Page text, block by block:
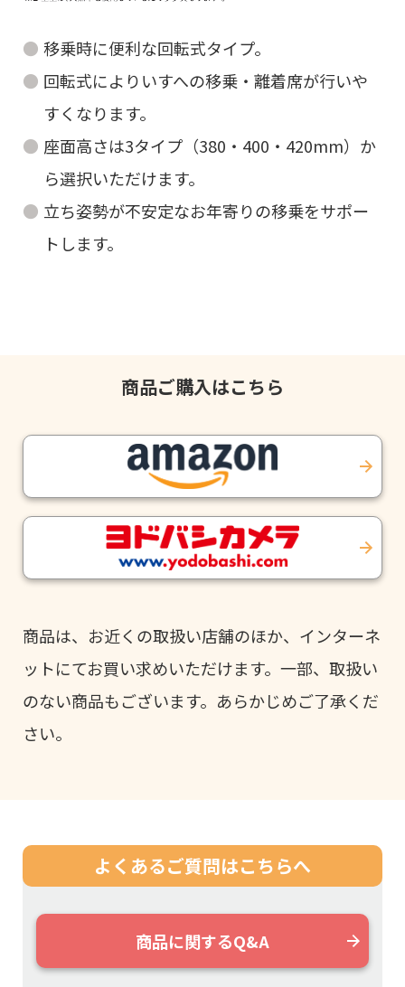
移乗時に便利な回転式タイプ。
回転式によりいすへの移乗・離着席が行いや
すくなります。
座面高さは3タイプ（380・400・420mm）か
ら選択いただけます。
立ち姿勢が不安定なお年寄りの移乗をサポー
トします。
商品ご購入はこちら
商品は、お近くの取扱い店舗のほか、インターネ
ットにてお買い求めいただけます。一部、取扱い
のない商品もございます。あらかじめご了承くだ
さい。
よくあるご質問はこちらへ
商品に関するQ&A